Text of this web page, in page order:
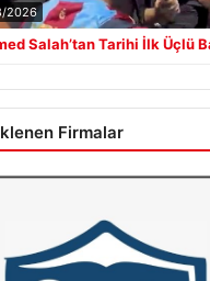
2026
Salah’tan Tarihi İlk Üçlü
Firmalar